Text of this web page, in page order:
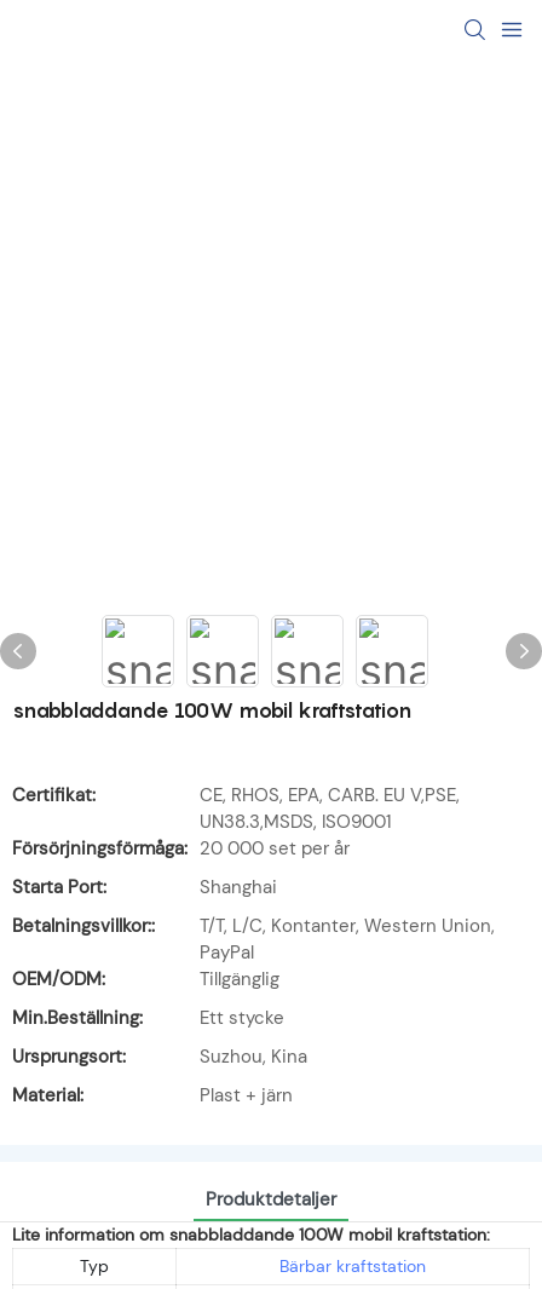
snabbladdande 100W mobil kraftstation
Certifikat:
CE, RHOS, EPA, CARB. EU V,PSE,
UN38.3,MSDS, ISO9001
Försörjningsförmåga: 20 000 set per år
Starta Port:
Shanghai
Betalningsvillkor::
T/T, L/C, Kontanter, Western Union,
PayPal
OEM/ODM:
Tillgänglig
Min.Beställning:
Ett stycke
Ursprungsort:
Suzhou, Kina
Material:
Plast + järn
Produktdetaljer
Lite information om snabbladdande 100W mobil kraftstation:
Typ
Bärbar kraftstation